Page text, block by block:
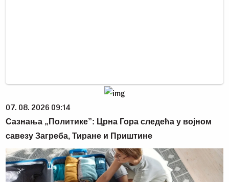
07. 08. 2026 09:14
Сазнања „Политике”: Црна Гора следећа у војном
савезу Загреба, Тиране и Приштине